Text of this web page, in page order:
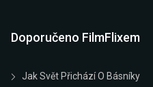
Doporučeno FilmFlixem
Jak Svět Přichází O Básníky